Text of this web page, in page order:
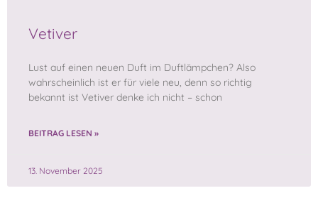
Vetiver
Lust auf einen neuen Duft im Duftlämpchen? Also
wahrscheinlich ist er für viele neu, denn so richtig
bekannt ist Vetiver denke ich nicht – schon
BEITRAG LESEN »
13. November 2025